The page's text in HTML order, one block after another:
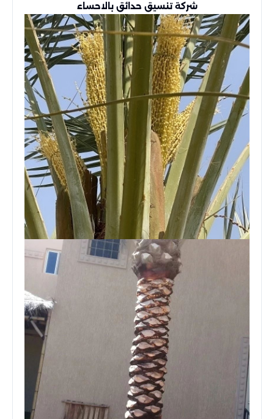
شركة تنسيق حدائق بالاحساء